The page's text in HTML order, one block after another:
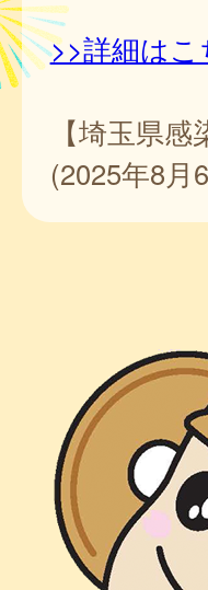
>>詳細はこ
【埼玉県
(2025年8月